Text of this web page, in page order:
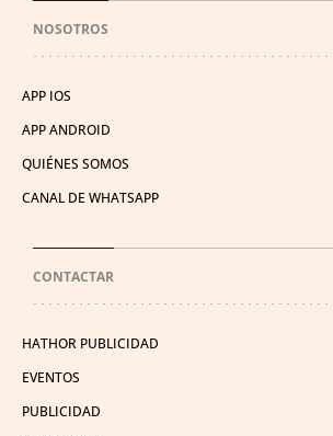
NOSOTROS
APP IOS
APP ANDROID
QUIÉNES SOMOS
CANAL DE WHATSAPP
CONTACTAR
HATHOR PUBLICIDAD
EVENTOS
PUBLICIDAD